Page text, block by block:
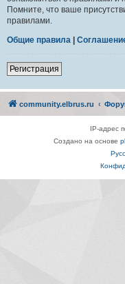
Помните, что ваше
правилами.
Общие правила |
Регистрация
community.elbrus.ru
IP-адрес
Создано на основе